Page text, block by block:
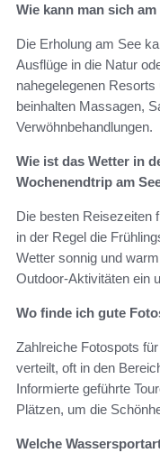
Wie kann man sich
Die Erholung am See
Ausflüge in die Natur
nahegelegenen
beinhalten Massagen,
Verwöhnbehandlungen.
Wie ist das Wetter in
Wochenendtrip am
Die besten Reisezeiten
in der Regel die
Wetter sonnig und
Outdoor-Aktivitäten ein
Wo finde ich gute
Zahlreiche Fotospots
verteilt, oft in den
Informierte geführte
Plätzen, um die
Welche